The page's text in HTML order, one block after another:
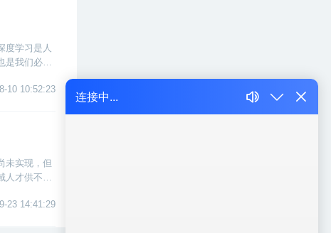
度学习是人
是我们必须
10 10:52:23
未实现，但
人才供不应
23 14:41:29